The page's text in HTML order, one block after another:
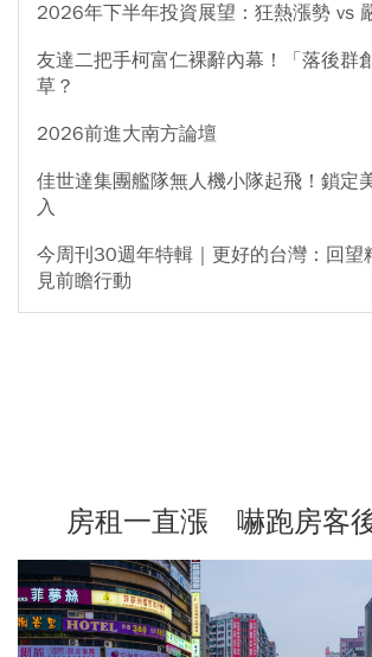
2026年下半年投資展望：狂熱漲勢 vs
友達二把手柯富仁裸辭內幕！「落後群
草？
2026前進大南方論壇
佳世達集團艦隊無人機小隊起飛！鎖定
入
今周刊30週年特輯｜更好的台灣：回望
見前瞻行動
房租一直漲 嚇跑房客